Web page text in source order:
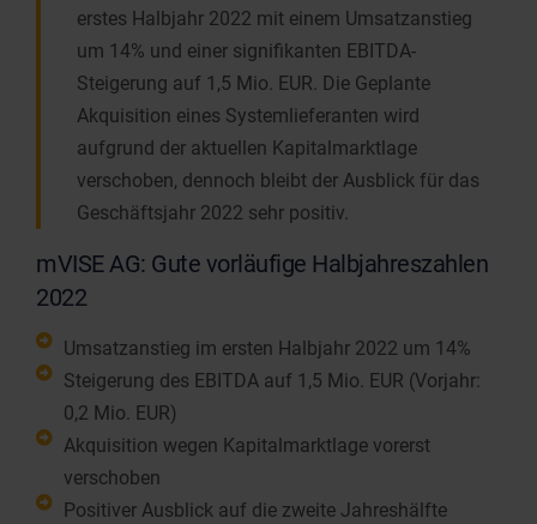
erstes Halbjahr 2022 mit einem Umsatzanstieg
um 14% und einer signifikanten EBITDA-
Steigerung auf 1,5 Mio. EUR. Die Geplante
Akquisition eines Systemlieferanten wird
aufgrund der aktuellen Kapitalmarktlage
verschoben, dennoch bleibt der Ausblick für das
Geschäftsjahr 2022 sehr positiv.
mVISE AG: Gute vorläufige Halbjahreszahlen
2022
Umsatzanstieg im ersten Halbjahr 2022 um 14%
Steigerung des EBITDA auf 1,5 Mio. EUR (Vorjahr:
0,2 Mio. EUR)
Akquisition wegen Kapitalmarktlage vorerst
verschoben
Positiver Ausblick auf die zweite Jahreshälfte